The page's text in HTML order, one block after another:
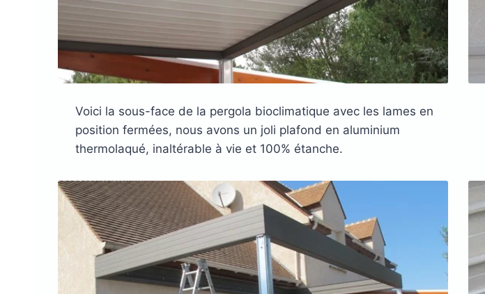
Voici la sous-face de la pergola bioclimatique avec les lames en
position fermées, nous avons un joli plafond en aluminium
thermolaqué, inaltérable à vie et 100% étanche.